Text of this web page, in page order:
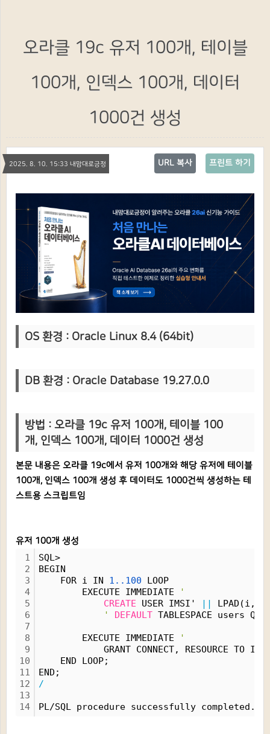
오라클 19c 유저 100개, 테이블
100개, 인덱스 100개, 데이터
1000건 생성
2025. 8. 10. 15:33 내맘대로긍정 프린트 하기
URL 복사
OS 환경 : Oracle Linux 8.4 (64bit)
DB 환경 : Oracle Database 19.27.0.0
방법 : 오라클 19c 유저 100개, 테이블 100
개, 인덱스 100개, 데이터 1000건 생성
본문 내용은 오라클 19c에서 유저 100개와 해당 유저에 테이블
100개, 인덱스 100개 생성 후 데이터도 1000건씩 생성하는 테
스트용 스크립트임
유저 100개 생성
1
2
3
4
5
6
7
8
9
10
11
12
13
14
SQL>
BEGIN
FOR i IN 1..100 LOOP
EXECUTE IMMEDIATE
'
CREATE USER IMSI' || LPAD(i,
'
DEFAULT TABLESPACE users
EXECUTE IMMEDIATE
'
GRANT CONNECT, RESOURCE TO
END LOOP;
END;
/
PL/SQL procedure successfully completed.